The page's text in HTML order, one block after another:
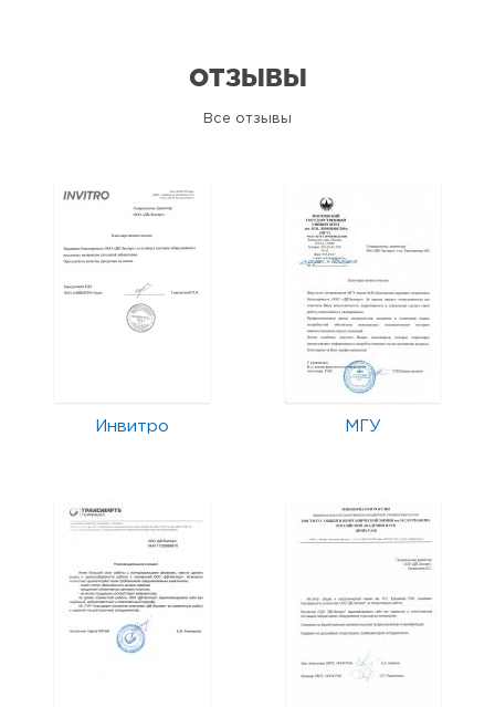
ОТЗЫВЫ
Все отзывы
Инвитро МГУ